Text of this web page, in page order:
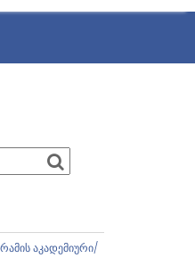
აკადემიური/